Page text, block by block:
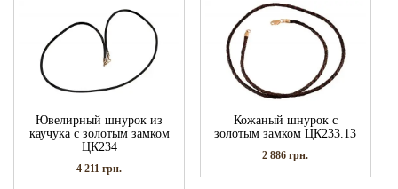
Ювелирный шнурок из
каучука с золотым замком
ЦК234
4 211грн.
Кожаный шнурок с
золотым замком ЦК233.13
2 886грн.